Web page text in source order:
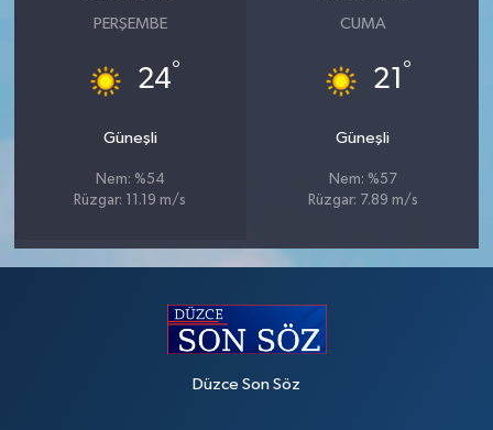
PERŞEMBE
24°
Güneşli
Nem: %54
Rüzgar: 11.19 m/s
CUMA
21 °
Güneşli
Nem: %57
Rüzgar: 7.89 m/s
Düzce Son Söz